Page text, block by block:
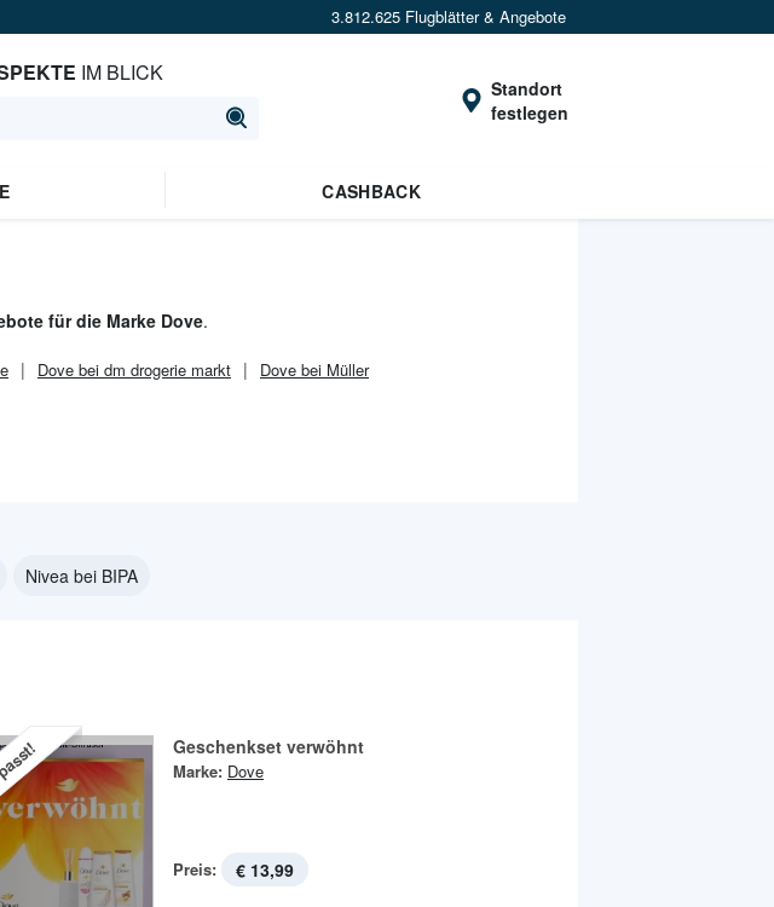
3.812.625 Flugblätter & Angebote
IM BLICK
Standort
festlegen
CASHBACK
für die Marke Dove.
Dove bei dm drogerie markt Dove bei Müller
Nivea bei BIPA
Geschenkset verwöhnt
Marke: Dove
Preis: € 13,99